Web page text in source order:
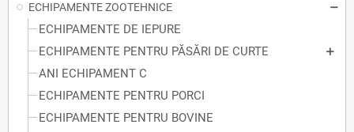
ECHIPAMENTE ZOOTEHNICE
ECHIPAMENTE DE IEPURE
ECHIPAMENTE PENTRU PĂSĂRI DE CURTE
ANI ECHIPAMENT C
ECHIPAMENTE PENTRU PORCI
ECHIPAMENTE PENTRU BOVINE